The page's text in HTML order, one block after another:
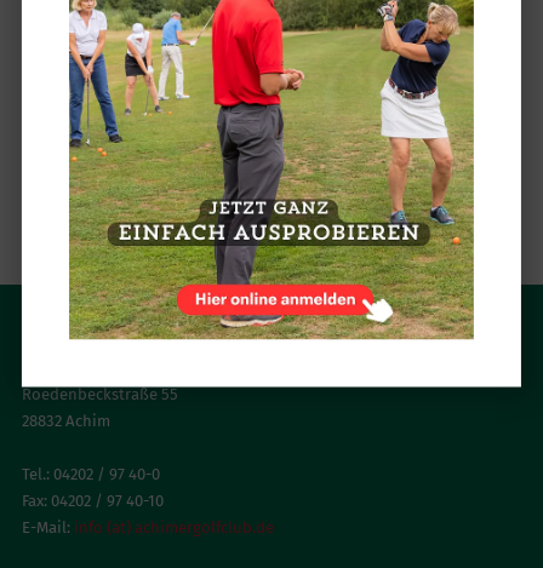
die dort auf der dem Wind abgewandten
Seite den strahlenden Sonnenschein
genossen und in angeregten Gesprächen die
18 Löcher auf dem 9-Loch Platz noch einmal
Revue passieren ließen.
zurück
Roedenbeckstraße 55
28832 Achim
Tel.: 04202 / 97 40-0
Fax: 04202 / 97 40-10
E-Mail: info (at) achimergolfclub.de